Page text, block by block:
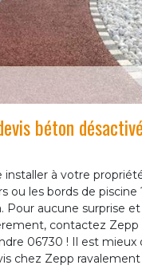
béton
installer à votre
ou les bords de piscine
Pour aucune surprise
contactez Zepp
06730 ! Il est mieux
chez Zepp